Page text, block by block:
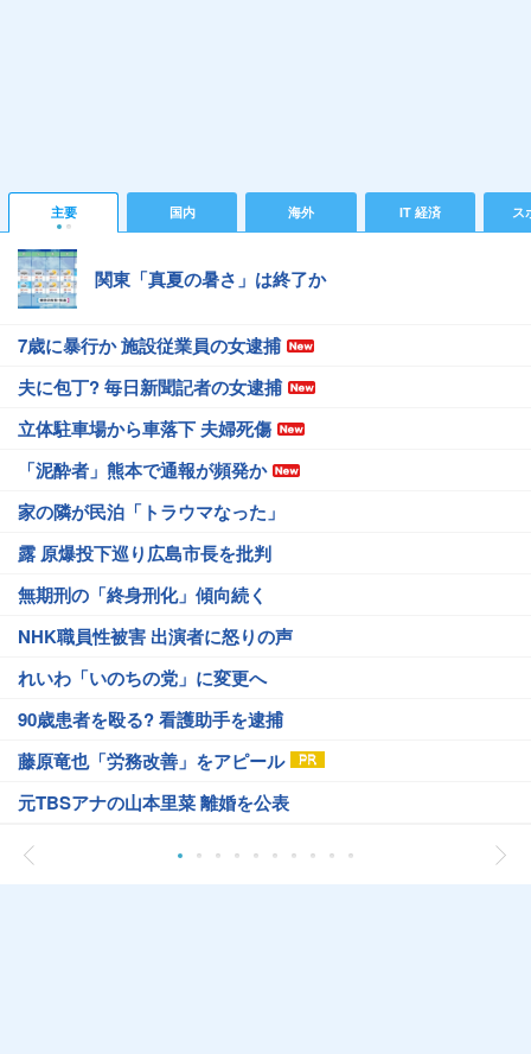
主要 国内 海外 IT 経済 ス
関東「真夏の暑さ」は終了か
7歳に暴行か 施設従業員の女逮捕
夫に包丁? 毎日新聞記者の女逮捕
立体駐車場から車落下 夫婦死傷
「泥酔者」熊本で通報が頻発か
家の隣が民泊「トラウマなった」
露 原爆投下巡り広島市長を批判
無期刑の「終身刑化」傾向続く
NHK職員性被害 出演者に怒りの声
れいわ「いのちの党」に変更へ
90歳患者を殴る? 看護助手を逮捕
藤原竜也「労務改善」をアピール
元TBSアナの山本里菜 離婚を公表